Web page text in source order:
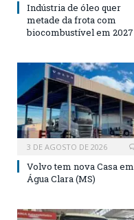
Indústria de óleo quer
metade da frota com
biocombustível em 2027
3 DE AGOSTO DE 2026
Volvo tem nova Casa em
Água Clara (MS)